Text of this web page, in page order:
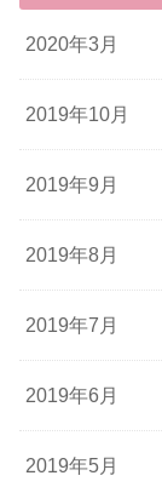
2020年3月
2019年10月
2019年9月
2019年8月
2019年7月
2019年6月
2019年5月